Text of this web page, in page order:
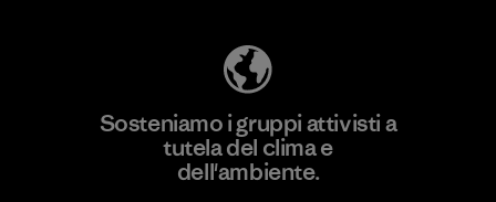
Sosteniamo i gruppi attivisti a
tutela del clima e
dell'ambiente.